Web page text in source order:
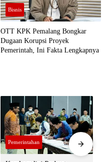
Bisnis
OTT KPK Pemalang Bongkar
Dugaan Korupsi Proyek
Pemerintah, Ini Fakta Lengkapnya
Pemerintahan